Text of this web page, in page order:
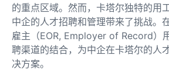
的重点区域。然而，卡塔尔独特的用
中企的人才招聘和管理带来了挑战。
雇主（EOR, Employer of Record）
聘渠道的结合，为中企在卡塔尔的人
决方案。